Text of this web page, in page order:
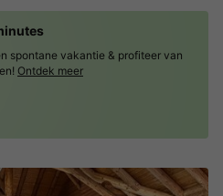
spontane vakantie & profiteer van
Ontdek meer